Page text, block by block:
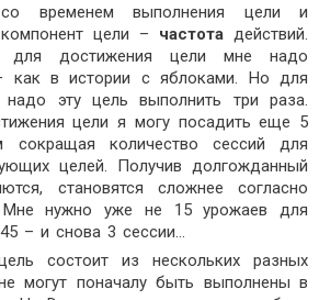
временем выполнения цели и
цели – частота действий.
для достижения цели мне надо
как в истории с яблоками. Но для
эту цель выполнить три раза.
цели я могу посадить еще 5
сокращая количество сессий для
целей. Получив долгожданный
становятся сложнее согласно
Мне нужно уже не 15 урожаев для
– и снова 3 сессии…
состоит из нескольких разных
могут поначалу быть выполнены в